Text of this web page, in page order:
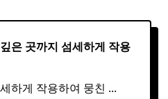
은 곳까지 섬세하게 작용
하게 작용하여 뭉친 ...